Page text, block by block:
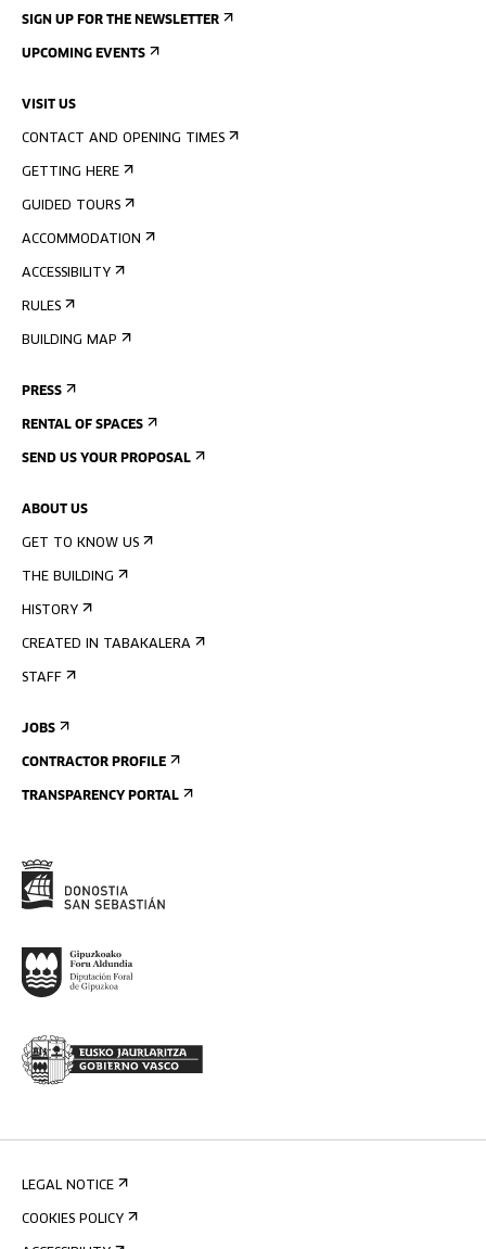
SIGN UP FOR THE NEWSLETTER
UPCOMING EVENTS
VISIT US
CONTACT AND OPENING TIMES
GETTING HERE
GUIDED TOURS
ACCOMMODATION
ACCESSIBILITY
RULES
BUILDING MAP
PRESS
RENTAL OF SPACES
SEND US YOUR PROPOSAL
ABOUT US
GET TO KNOW US
THE BUILDING
HISTORY
CREATED IN TABAKALERA
STAFF
JOBS
CONTRACTOR PROFILE
TRANSPARENCY PORTAL
LEGAL NOTICE
COOKIES POLICY